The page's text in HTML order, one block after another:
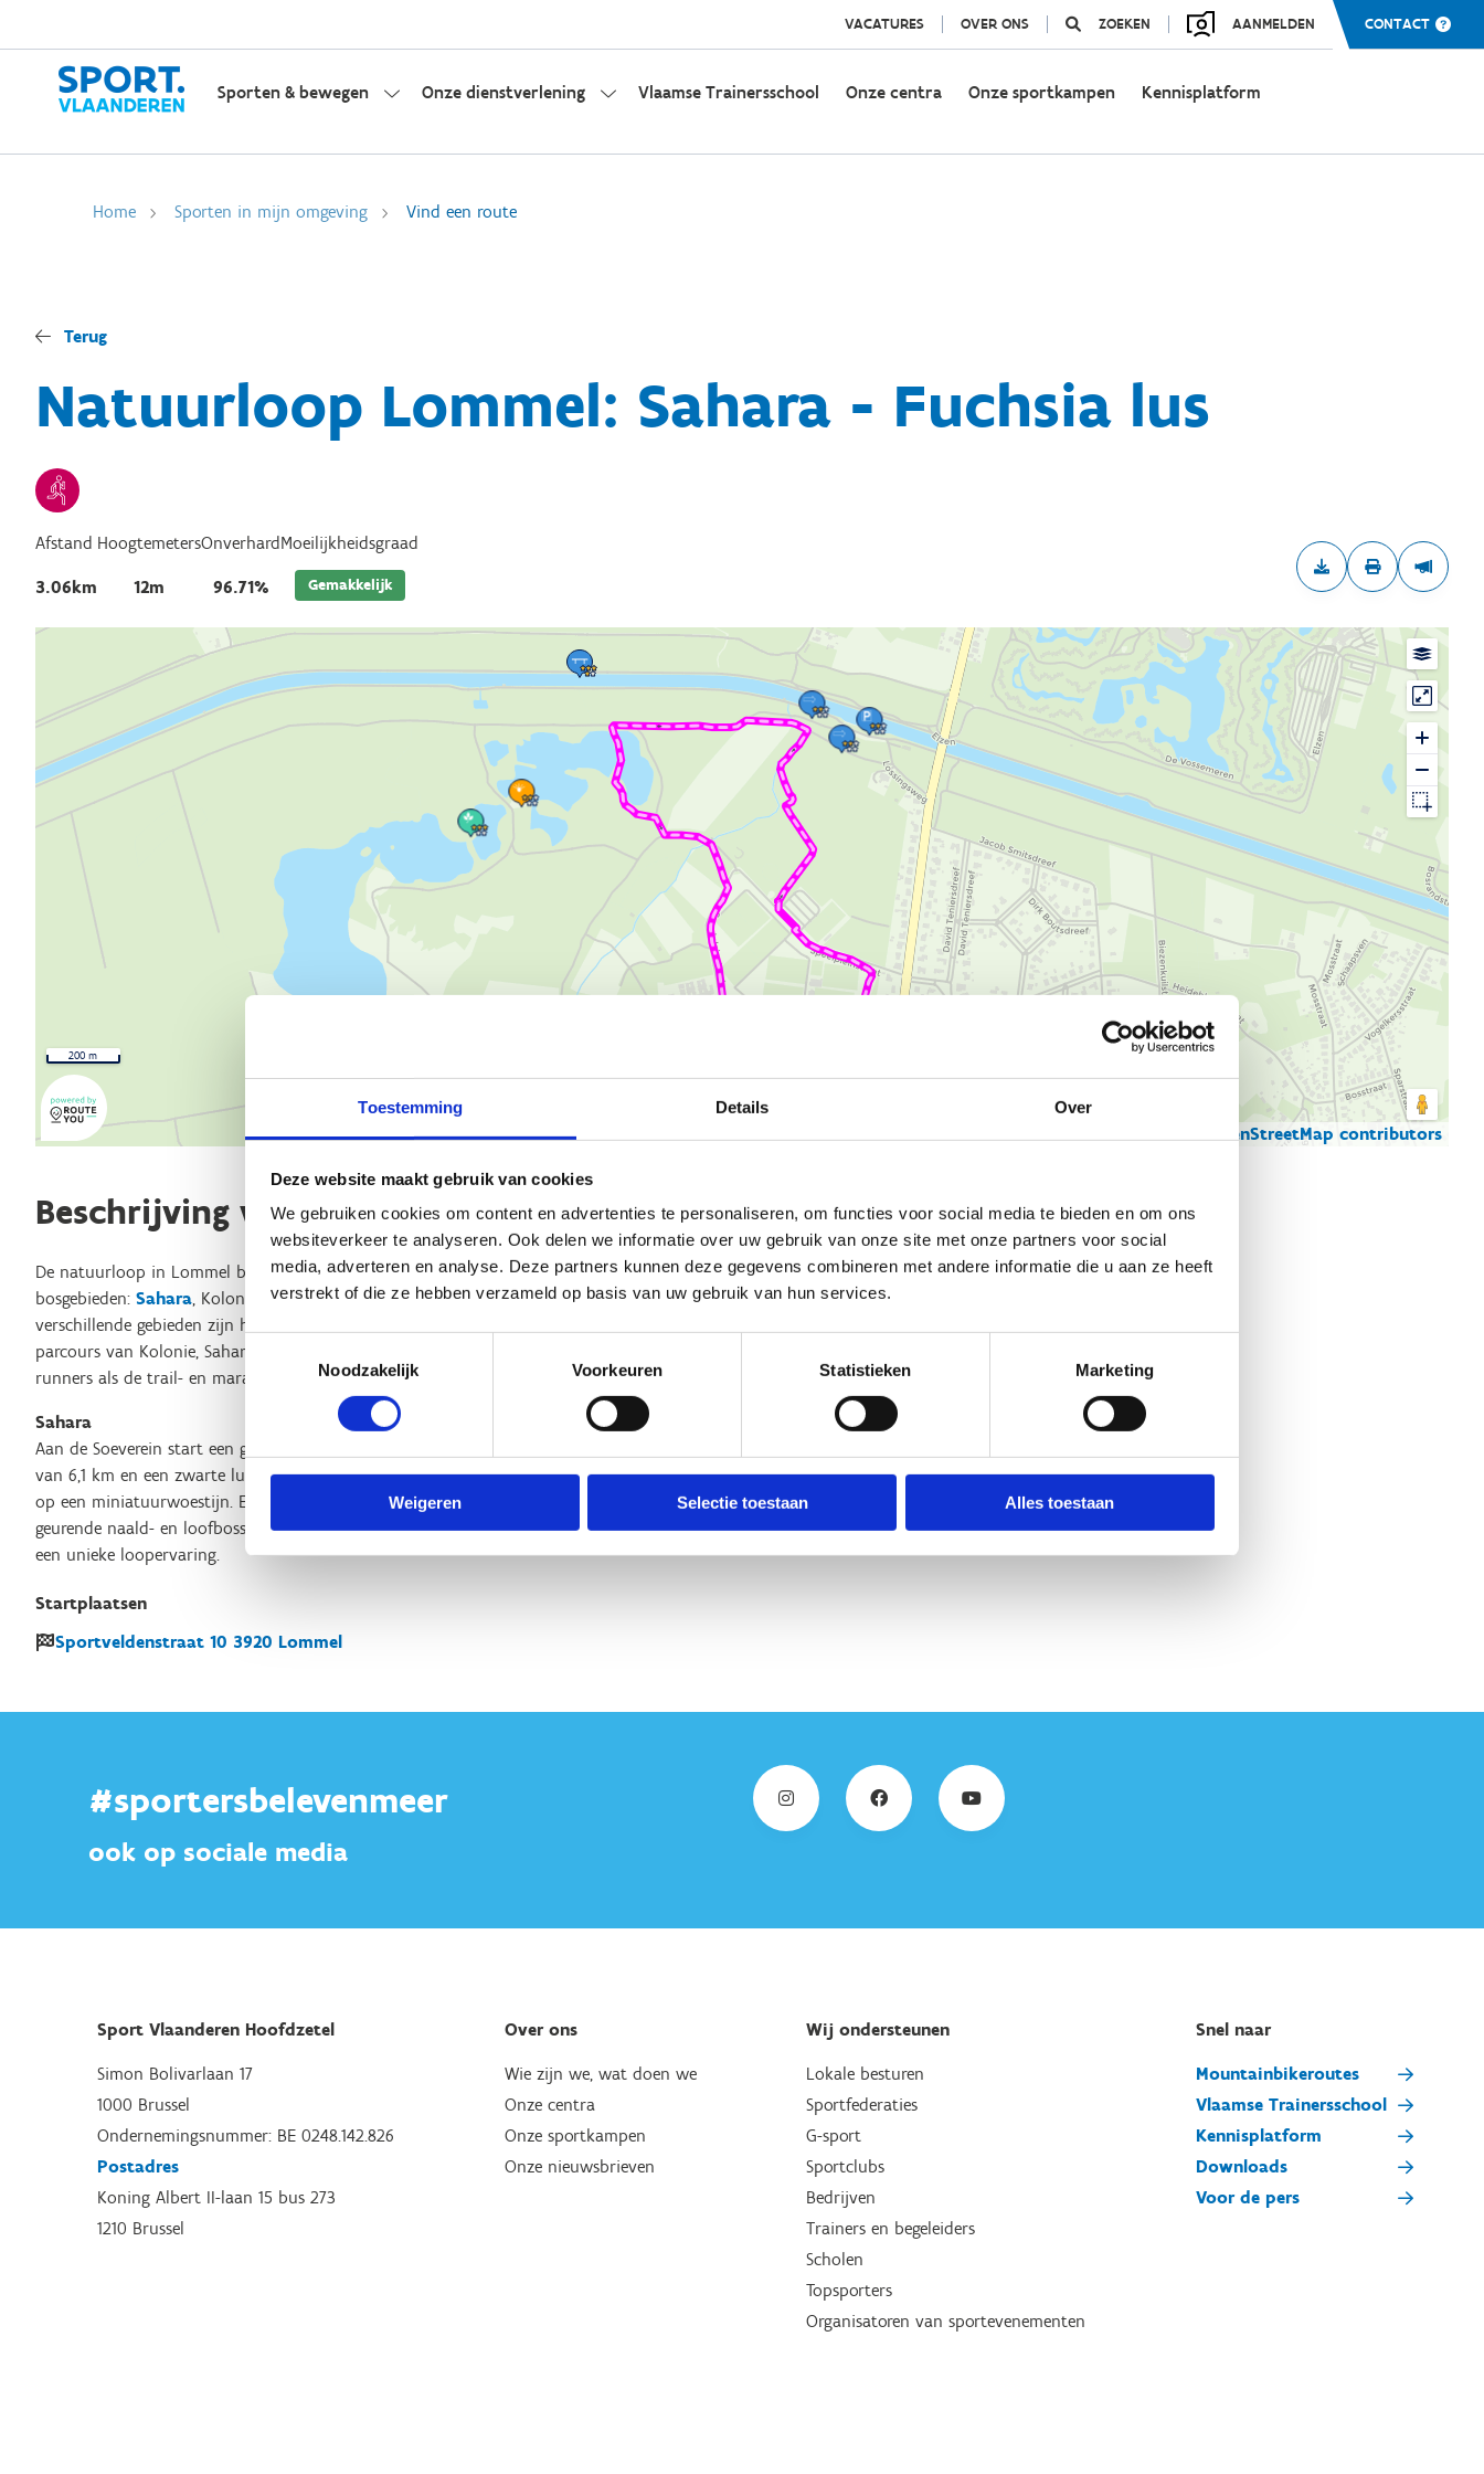
Toestemming Details Over
Deze website maakt gebruik van cookies
We gebruiken cookies om content en advertenties te personaliseren, om functies voor social media te bieden en om ons
websiteverkeer te analyseren. Ook delen we informatie over uw gebruik van onze site met onze partners voor social
media, adverteren en analyse. Deze partners kunnen deze gegevens combineren met andere informatie die u aan ze heeft
verstrekt of die ze hebben verzameld op basis van uw gebruik van hun services.
Noodzakelijk
Voorkeuren Statistieken Marketing
Weigeren Selectie toestaan Alles toestaan
VACATURES OVER ONS ZOEKEN AANMELDEN CONTACT
Sporten & bewegen Onze dienstverlening Vlaamse Trainersschool Onze centra Onze sportkampen Kennisplatform
Home Sporten in mijn omgeving Vind een route
Terug
Natuurloop Lommel: Sahara - Fuchsia lus
Afstand
3.06km
Hoogtemeters
12m
Onverhard
96.71%
Moeilijkheidsgraad
Gemakkelijk
© OpenStreetMap contributors
200 m
Beschrijving van de route
De natuurloop in Lommel bestaat uit maar liefst elf lussen in vier verschillende natuur- en
bosgebieden: Sahara, Kolonie, WaaltjesbosenKattenbos. Door de connecties tussen die
verschillende gebieden zijn heel wat combinaties en dus ook afstanden mogelijk. Zo zijn de
parcours van Kolonie, Sahara en Waaltjesbos met elkaar verbonden. Zowel de start-to-
runners als de trail- en marathonlopers zullen er dus hun hart kunnen ophalen.
Sahara
Aan de Soeverein start een groene lus van 1,5 km, een fuchsia lus van 3,1 km, een paarse lus
van 6,1 km en een zwarte lus van 10,5 km. De grote zandvlakte van de Lommelse Sahara lijkt
op een miniatuurwoestijn. Er zijn echter ook helderblauwe meertjes, heidestroken en
geurende naald- en loofbossen. De schilderachtige landschappen en de afwisseling zorgen voor
een unieke loopervaring.
Startplaatsen
Sportveldenstraat 10 3920 Lommel
#sportersbelevenmeer
ook op sociale media
Sport Vlaanderen Hoofdzetel
Simon Bolivarlaan 17
1000 Brussel
Ondernemingsnummer: BE 0248.142.826
Postadres
Koning Albert II-laan 15 bus 273
1210 Brussel
Over ons
Wie zijn we, wat doen we
Onze centra
Onze sportkampen
Onze nieuwsbrieven
Wij ondersteunen
Lokale besturen
Sportfederaties
G-sport
Sportclubs
Bedrijven
Trainers en begeleiders
Scholen
Topsporters
Organisatoren van sportevenementen
Snel naar
Mountainbikeroutes
Vlaamse Trainersschool
Kennisplatform
Downloads
Voor de pers